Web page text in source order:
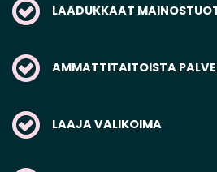
LAADUKKAAT
AMMATTITAITOISTA
LAAJA VALIKOIMA